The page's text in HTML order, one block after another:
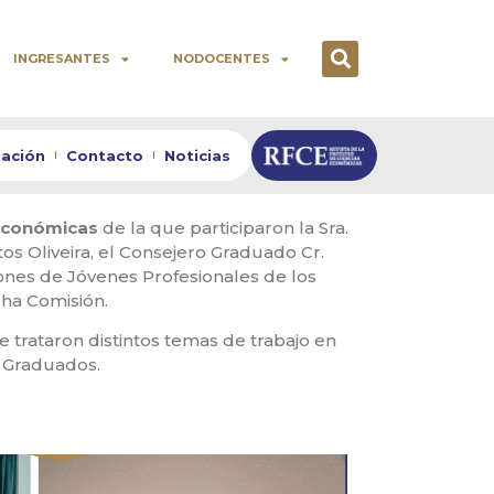
INGRESANTES NODOCENTES
Contacto Noticias
de la que participaron la Sra.
Oliveira, el Consejero Graduado Cr.
de Jóvenes Profesionales de los
Comisión.
trataron distintos temas de trabajo en